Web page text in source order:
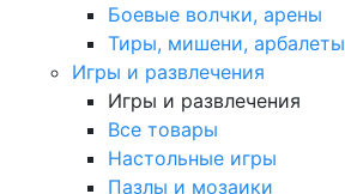
Боевые волчки, арены
Тиры, мишени, арбалеты
Игры и развлечения
Игры и развлечения
Все товары
Настольные игры
Пазлы и мозаики